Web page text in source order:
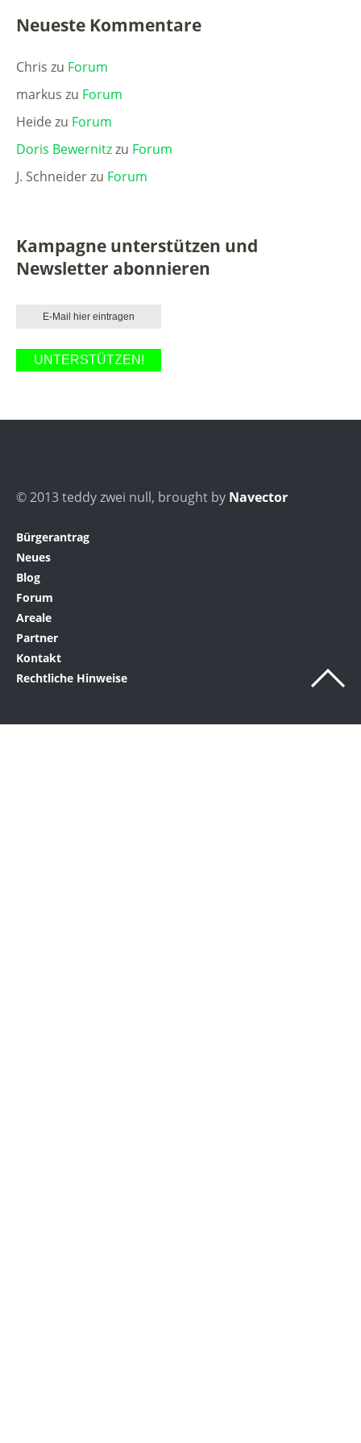
Neueste Kommentare
Chris zu Forum
markus zu Forum
Heidezu Forum
Doris Bewernitzzu Forum
J. Schneiderzu Forum
Kampagne unterstützen und
Newsletter abonnieren
© 2013 teddy zwei null, brought by Navector
Bürgerantrag
Neues
Blog
Forum
Areale
Partner
Kontakt
Rechtliche Hinweise